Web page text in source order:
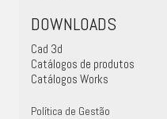
DOWNLOADS
Cad 3d
Catálogos de produtos
Catálogos Works
Política de Gestão